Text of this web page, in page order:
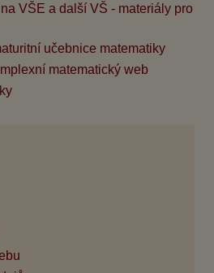
VŠE a další VŠ - materiály pro
učebnice matematiky
matematický web